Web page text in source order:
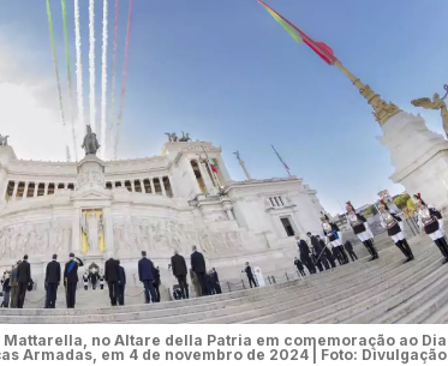
no Altare della Patria em comemoração ao Dia
Armadas, em 4 de novembro de 2024 | Foto: Divulgação